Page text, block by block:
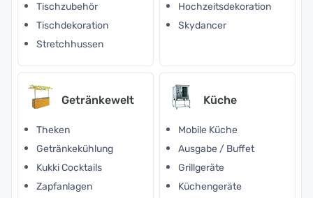
Tischzubehör
Tischdekoration
Stretchhussen
Hochzeitsdekoration
Skydancer
Getränkewelt
Theken
Getränkekühlung
Kukki Cocktails
Zapfanlagen
Küche
Mobile Küche
Ausgabe / Buffet
Grillgeräte
Küchengeräte